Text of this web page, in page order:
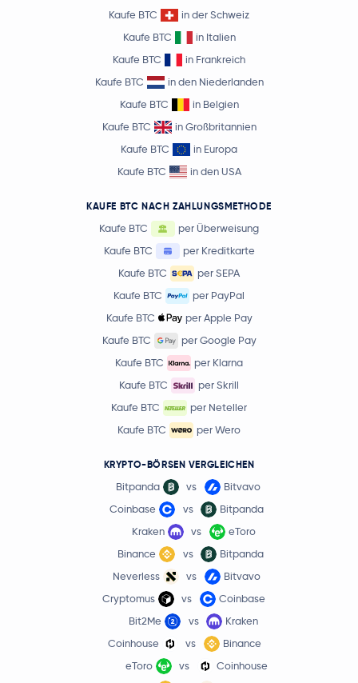
Kaufe BTC
in der Schweiz
Kaufe BTC
in Italien
Kaufe BTC
in Frankreich
Kaufe BTC
in den Niederlanden
Kaufe BTC
in Belgien
Kaufe BTC
in Großbritannien
Kaufe BTC
in Europa
Kaufe BTC
in den USA
KAUFE BTC NACH ZAHLUNGSMETHODE
Kaufe BTC
per Überweisung
Kaufe BTC
per Kreditkarte
Kaufe BTC
per SEPA
Kaufe BTC
per PayPal
Kaufe BTC
per Apple Pay
Kaufe BTC
per Google Pay
Kaufe BTC
per Klarna
Kaufe BTC
per Skrill
Kaufe BTC
per Neteller
Kaufe BTC
per Wero
KRYPTO-BÖRSEN VERGLEICHEN
Bitpanda vs
Bitvavo
Coinbase
vs
Bitpanda
Kraken
vs
eToro
Binance
vs
Bitpanda
Neverless
vs
Bitvavo
Cryptomus
vs
Coinbase
Bit2Me
vs
Kraken
Coinhouse
vs
Binance
eToro
vs
Coinhouse